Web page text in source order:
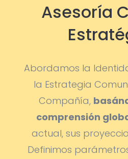
Asesoría
Abordamos la
la Estrategia
Compañía,
comprensión
actual, sus
Definimos